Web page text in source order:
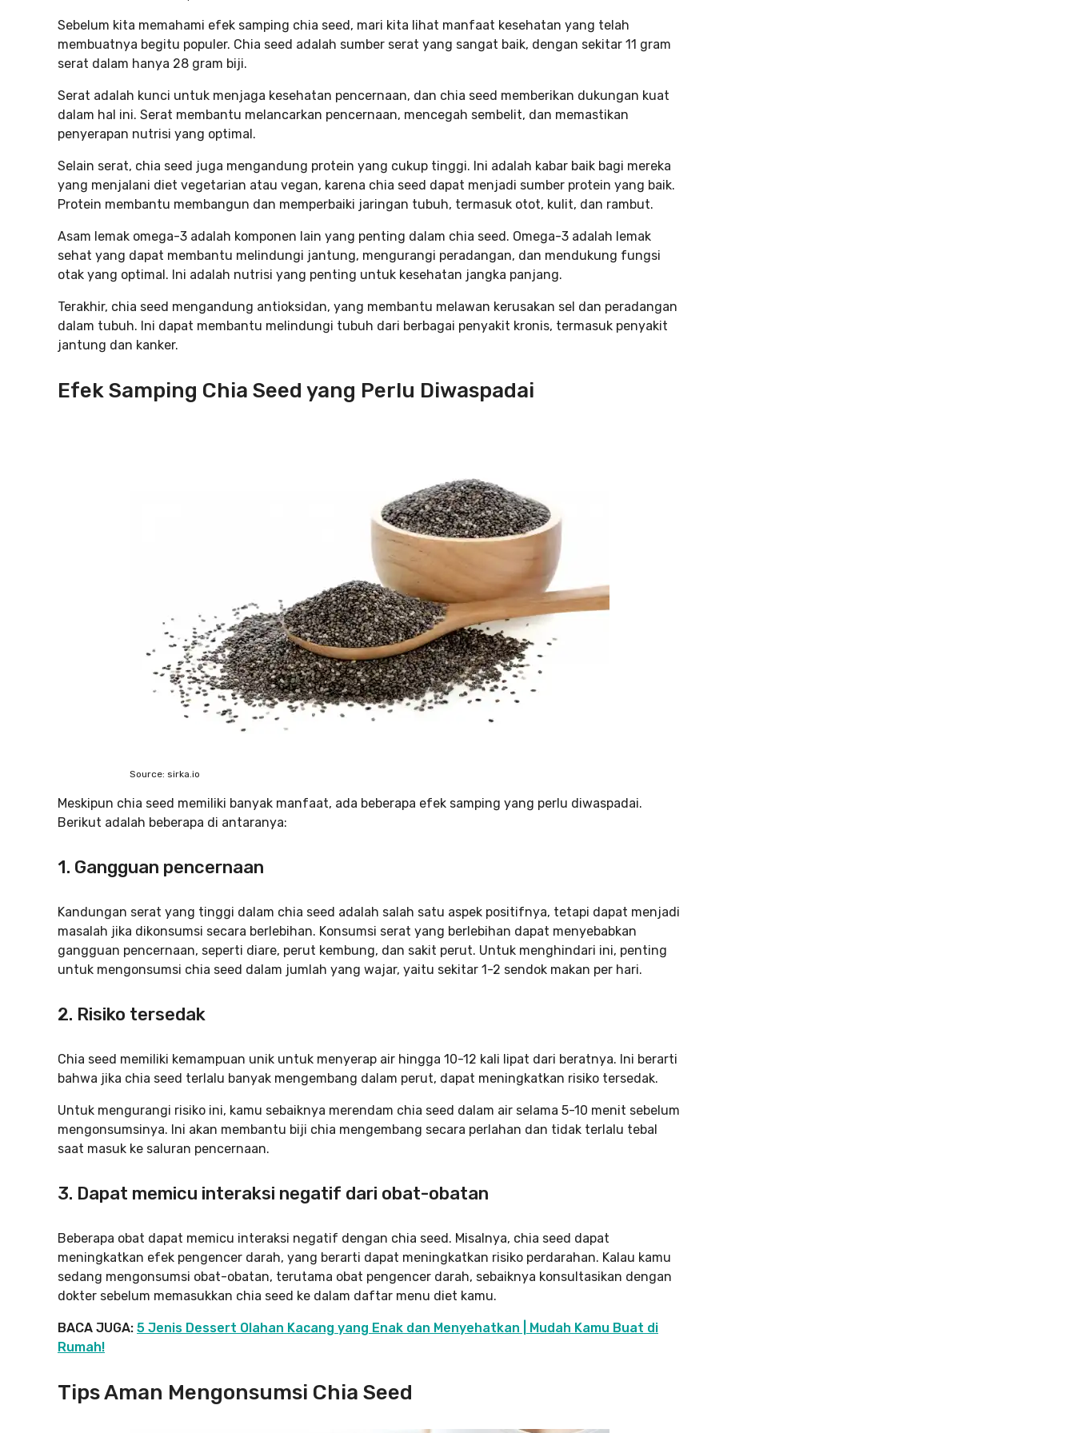
Sebelum kita memahami efek samping chia seed, mari kita lihat manfaat kesehatan yang telah
membuatnya begitu populer. Chia seed adalah sumber serat yang sangat baik, dengan sekitar 11 gram
serat dalam hanya 28 gram biji.
Serat adalah kunci untuk menjaga kesehatan pencernaan, dan chia seed memberikan dukungan kuat
dalam hal ini. Serat membantu melancarkan pencernaan, mencegah sembelit, dan memastikan
penyerapan nutrisi yang optimal.
Selain serat, chia seed juga mengandung protein yang cukup tinggi. Ini adalah kabar baik bagi mereka
yang menjalani diet vegetarian atau vegan, karena chia seed dapat menjadi sumber protein yang baik.
Protein membantu membangun dan memperbaiki jaringan tubuh, termasuk otot, kulit, dan rambut.
Asam lemak omega-3 adalah komponen lain yang penting dalam chia seed. Omega-3 adalah lemak
sehat yang dapat membantu melindungi jantung, mengurangi peradangan, dan mendukung fungsi
otak yang optimal. Ini adalah nutrisi yang penting untuk kesehatan jangka panjang.
Terakhir, chia seed mengandung antioksidan, yang membantu melawan kerusakan sel dan peradangan
dalam tubuh. Ini dapat membantu melindungi tubuh dari berbagai penyakit kronis, termasuk penyakit
jantung dan kanker.
Efek Samping Chia Seed yang Perlu Diwaspadai
Source: sirka.io
Meskipun chia seed memiliki banyak manfaat, ada beberapa efek samping yang perlu diwaspadai.
Berikut adalah beberapa di antaranya:
1. Gangguan pencernaan
Kandungan serat yang tinggi dalam chia seed adalah salah satu aspek positifnya, tetapi dapat menjadi
masalah jika dikonsumsi secara berlebihan. Konsumsi serat yang berlebihan dapat menyebabkan
gangguan pencernaan, seperti diare, perut kembung, dan sakit perut. Untuk menghindari ini, penting
untuk mengonsumsi chia seed dalam jumlah yang wajar, yaitu sekitar 1-2 sendok makan per hari.
2. Risiko tersedak
Chia seed memiliki kemampuan unik untuk menyerap air hingga 10-12 kali lipat dari beratnya. Ini berarti
bahwa jika chia seed terlalu banyak mengembang dalam perut, dapat meningkatkan risiko tersedak.
Untuk mengurangi risiko ini, kamu sebaiknya merendam chia seed dalam air selama 5-10 menit sebelum
mengonsumsinya. Ini akan membantu biji chia mengembang secara perlahan dan tidak terlalu tebal
saat masuk ke saluran pencernaan.
3. Dapat memicu interaksi negatif dari obat-obatan
Beberapa obat dapat memicu interaksi negatif dengan chia seed. Misalnya, chia seed dapat
meningkatkan efek pengencer darah, yang berarti dapat meningkatkan risiko perdarahan. Kalau kamu
sedang mengonsumsi obat-obatan, terutama obat pengencer darah, sebaiknya konsultasikan dengan
dokter sebelum memasukkan chia seed ke dalam daftar menu diet kamu.
BACA JUGA: 5 Jenis Dessert Olahan Kacang yang Enak dan Menyehatkan | Mudah Kamu Buat di
Rumah!
Tips Aman Mengonsumsi Chia Seed